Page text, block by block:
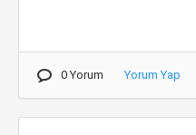
0 Yorum Yorum Yap